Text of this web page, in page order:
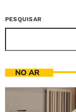
PESQUISAR
NO AR